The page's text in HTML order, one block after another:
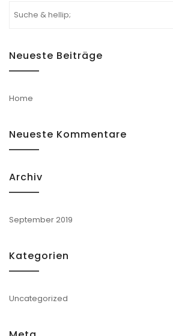
Suchen
Neueste Beiträge
Home
Neueste Kommentare
Archiv
September 2019
Kategorien
Uncategorized